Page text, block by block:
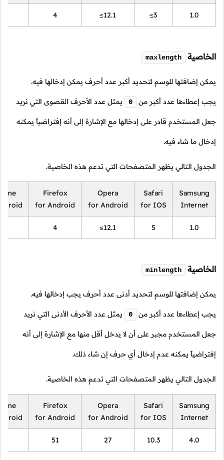
4 ≤12.1 ≤3 1.0
الخاصية maxlength
يمكن إضافتها للوسم لتحديد أكبر عدد أحرف يمكن إدخالها فيه.
يجب إعطاءها عدد أكبر من 0 يمثل عدد الأحرف القصوى التي نريد
جعل المستخدم قادر على إدخالها مع الإشارة إلى أنه إفتراضياً يمكنه
إدخال ما شاء فيه.
الجدول التالي يظهر المتصفحات التي تدعم هذه الخاصية.
Firefox
for Android
Opera
for Android
Safari
for IOS
Samsung
Internet
4 ≤12.1 5 1.0
الخاصية minlength
يمكن إضافتها للوسم لتحديد أدنى عدد أحرف يجب إدخالها فيه.
يجب إعطاءها عدد أكبر من 0 يمثل عدد الأحرف الأدنى التي نريد
جعل المستخدم مجبر على أن لا يدخل أقل منها مع الإشارة إلى أنه
إفتراضياً يمكنه عدم إدخال أي حرف إن شاء ذلك.
الجدول التالي يظهر المتصفحات التي تدعم هذه الخاصية.
Firefox
for Android
Opera
for Android
Safari
for IOS
Samsung
Internet
51 27 10.3 4.0